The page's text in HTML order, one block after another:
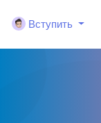
Вступить